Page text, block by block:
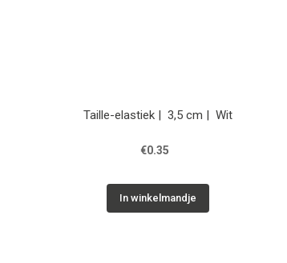
Taille-elastiek | 3,5 cm | Wit
€0.35
In winkelmandje